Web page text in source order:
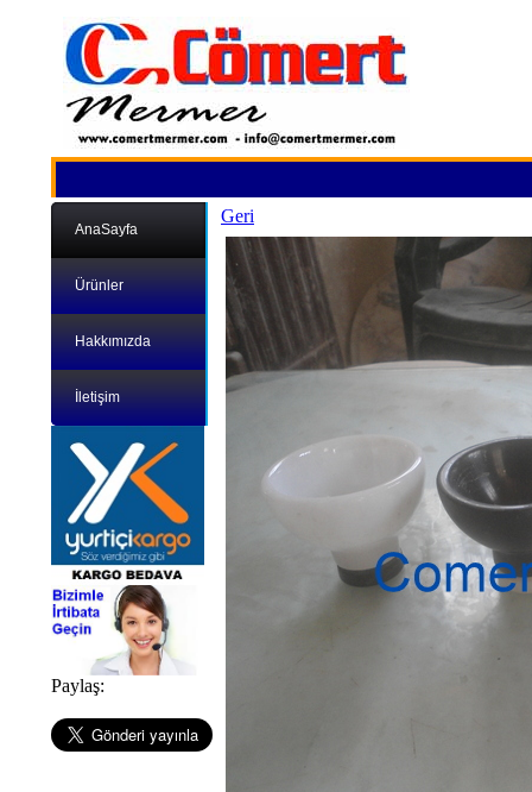
AnaSayfa
Ürünler
Hakkımızda
İletişim
Paylaş:
Geri